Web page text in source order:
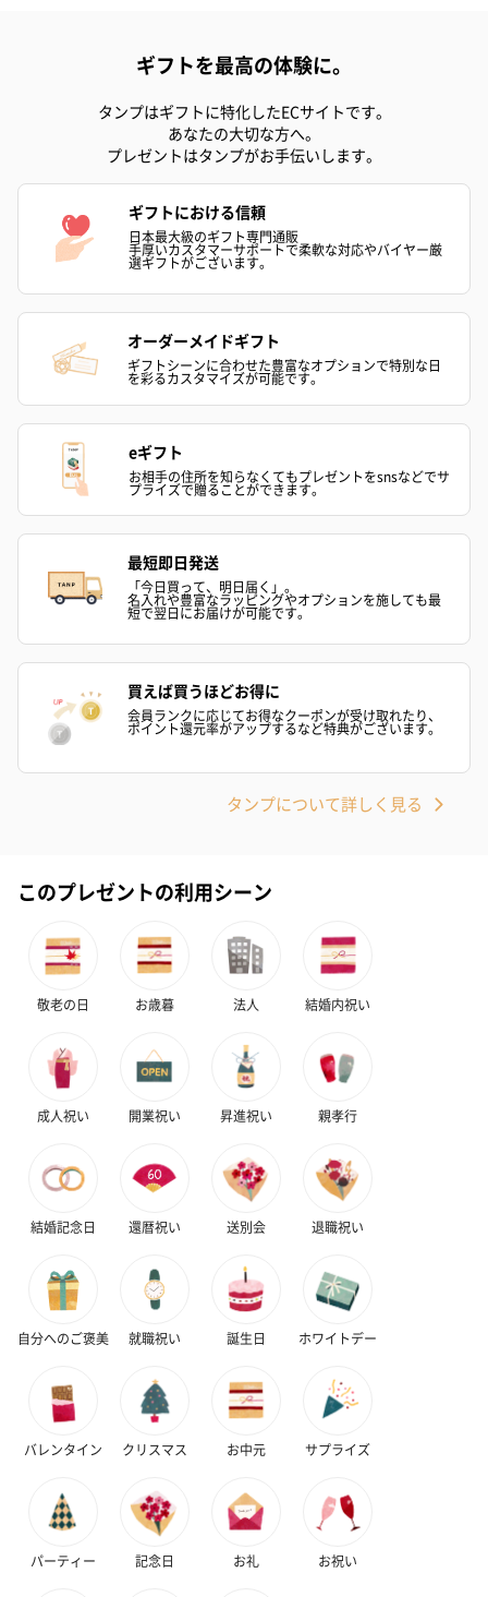
ギフトを最高の体験に。
タンプはギフトに特化したECサイトです。
あなたの大切な方へ。
プレゼントはタンプがお手伝いします。
ギフトにおける信頼
日本最大級のギフト専門通販
手厚いカスタマーサポートで柔軟な対応やバイヤー厳
選ギフトがございます。
オーダーメイドギフト
ギフトシーンに合わせた豊富なオプションで特別な日
を彩るカスタマイズが可能です。
eギフト
お相手の住所を知らなくてもプレゼントをsnsなどでサ
プライズで贈ることができます。
最短即日発送
「今日買って、明日届く」。
名入れや豊富なラッピングやオプションを施しても最
短で翌日にお届けが可能です。
買えば買うほどお得に
会員ランクに応じてお得なクーポンが受け取れたり、
ポイント還元率がアップするなど特典がございます。
タンプについて詳しく見る
このプレゼントの利用シーン
敬老の日 お歳暮 法人 結婚内祝い
成人祝い 開業祝い 昇進祝い 親孝行
結婚記念日 還暦祝い 送別会 退職祝い
自分へのご褒美 就職祝い 誕生日 ホワイトデー
バレンタイン クリスマス お中元 サプライズ
パーティー 記念日 お礼 お祝い